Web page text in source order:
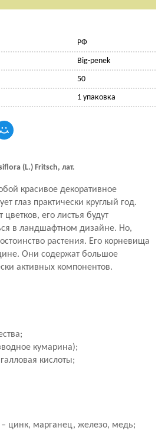
РФ
Big-penek
50
1 упаковка
(L.) Fritsch, лат.
красивое декоративное
глаз практически круглый год.
его листья будут
в ландшафтном дизайне. Но,
растения. Его корневища
Они содержат большое
активных компонентов.
кумарина);
кислоты;
цинк, марганец, железо, медь;